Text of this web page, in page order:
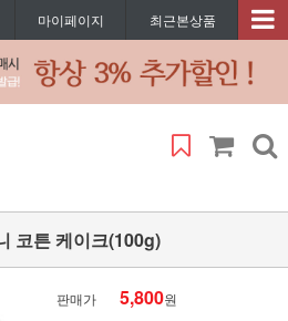
마이페이지 최근본상품
코튼 케이크(100g)
판매가 5,800원